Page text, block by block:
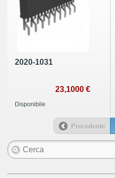
2020-1031
23,1000 €
Disponibile
Precedente